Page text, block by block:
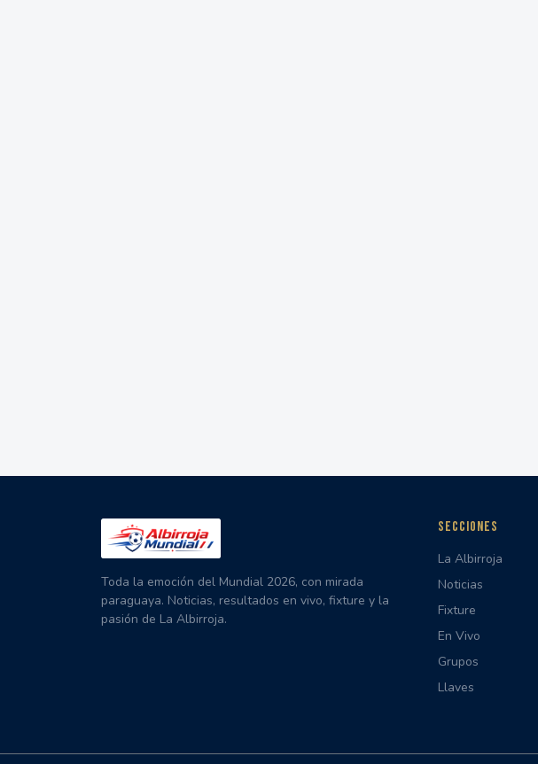
Toda la emoción del Mundial 2026, con mirada
paraguaya. Noticias, resultados en vivo, fixture y la
pasión de La Albirroja.
SECCIONES
La Albirroja
Noticias
Fixture
En Vivo
Grupos
Llaves